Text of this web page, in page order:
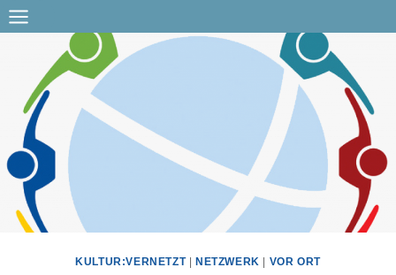
Zum
Inhalt
springen
KULTUR:VERNETZT| NETZWERK | VOR ORT